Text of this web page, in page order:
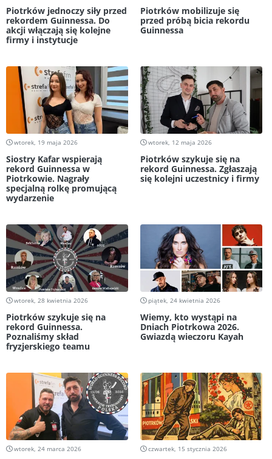
Piotrków jednoczy siły przed
rekordem Guinnessa. Do
akcji włączają się kolejne
firmy i instytucje
Piotrków mobilizuje się
przed próbą bicia rekordu
Guinnessa
wtorek, 19 maja 2026
Siostry Kafar wspierają
rekord Guinnessa w
Piotrkowie. Nagrały
specjalną rolkę promującą
wydarzenie
wtorek, 12 maja 2026
Piotrków szykuje się na
rekord Guinnessa. Zgłaszają
się kolejni uczestnicy i firmy
wtorek, 28 kwietnia 2026
Piotrków szykuje się na
rekord Guinnessa.
Poznaliśmy skład
fryzjerskiego teamu
piątek, 24 kwietnia 2026
Wiemy, kto wystąpi na
Dniach Piotrkowa 2026.
Gwiazdą wieczoru Kayah
wtorek, 24 marca 2026 czwartek, 15 stycznia 2026